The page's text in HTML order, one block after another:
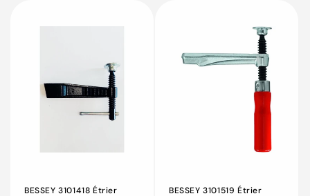
BESSEY 3101418 Étrier
BESSEY 3101519 Étrier